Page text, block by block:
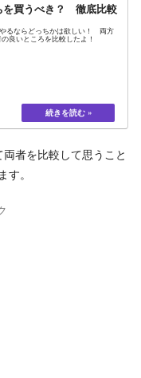
を買うべき？ 徹底比較
るならどっちかは欲しい！ 両方
良いところを比較したよ！
者を比較して思うこと
。